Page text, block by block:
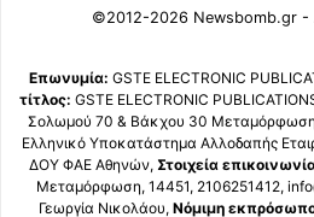
©2012-2026 Newsbomb.gr -
Επωνυμία: GSTE ELECTRONIC
τίτλος: GSTE ELECTRONIC
Σολωμού 70 & Βάκχου 30 Μεταμόρφωση,
Ελληνικό Υποκατάστημα Αλλοδαπής
ΔΟΥ ΦΑΕ Αθηνών, Στοιχεία
Μεταμόρφωση, 14451, 2106251412,
Γεωργία Νικολάου, Νόμιμη